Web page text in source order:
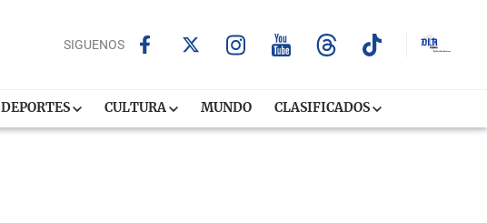
SIGUENOS
DEPORTES CULTURA MUNDO CLASIFICADOS